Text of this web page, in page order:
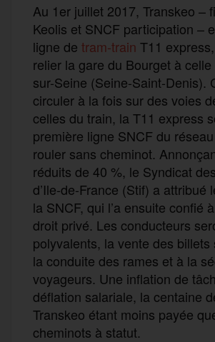
Au 1er juillet 2017, Transkeo –
Keolis et SNCF participation –
ligne de tram-train T11
relier la gare du Bourget à celle
sur-Seine (Seine-Saint-Denis).
circuler à la fois sur des voies
celles du train, la T11 express
première ligne SNCF du
rouler sans cheminot.
réduits de 40 %, le Syndicat
d’Ile-de-France (Stif) a attribué
la SNCF, qui l’a ensuite confié
droit privé. Les conducteurs
polyvalents, la vente des billets
la conduite des rames et à la
voyageurs. Une inflation de
déflation salariale, la centaine
Transkeo étant moins payée
cheminots à statut.